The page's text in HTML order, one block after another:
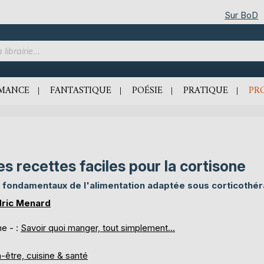
Sur BoD
FANTASTIQUE POÉSIE PRATIQUE
recettes faciles pour la cortisone
fondamentaux de l'alimentation adaptée sous
Menard
- : Savoir quoi manger, tout simplement...
être, cuisine & santé